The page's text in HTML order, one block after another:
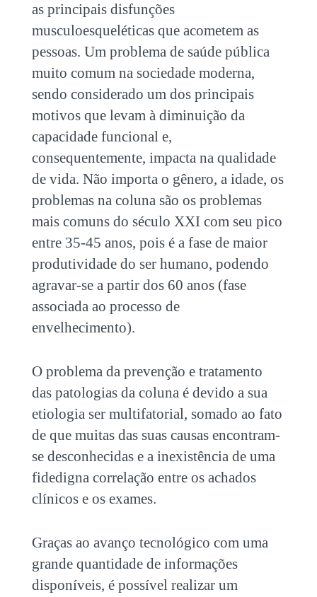
as principais disfunções
musculoesqueléticas que acometem as
pessoas. Um problema de saúde pública
muito comum na sociedade moderna,
sendo considerado um dos principais
motivos que levam à diminuição da
capacidade funcional e,
consequentemente, impacta na qualidade
de vida. Não importa o gênero, a idade, os
problemas na coluna são os problemas
mais comuns do século XXI com seu pico
entre 35-45 anos, pois é a fase de maior
produtividade do ser humano, podendo
agravar-se a partir dos 60 anos (fase
associada ao processo de
envelhecimento).
O problema da prevenção e tratamento
das patologias da coluna é devido a sua
etiologia ser multifatorial, somado ao fato
de que muitas das suas causas encontram-
se desconhecidas e a inexistência de uma
fidedigna correlação entre os achados
clínicos e os exames.
Graças ao avanço tecnológico com uma
grande quantidade de informações
disponíveis, é possível realizar um